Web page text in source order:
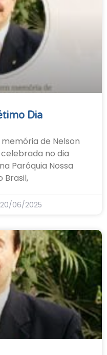
Dia
de Nelson
no dia
Paróquia Nossa
Brasil,
20/06/2025